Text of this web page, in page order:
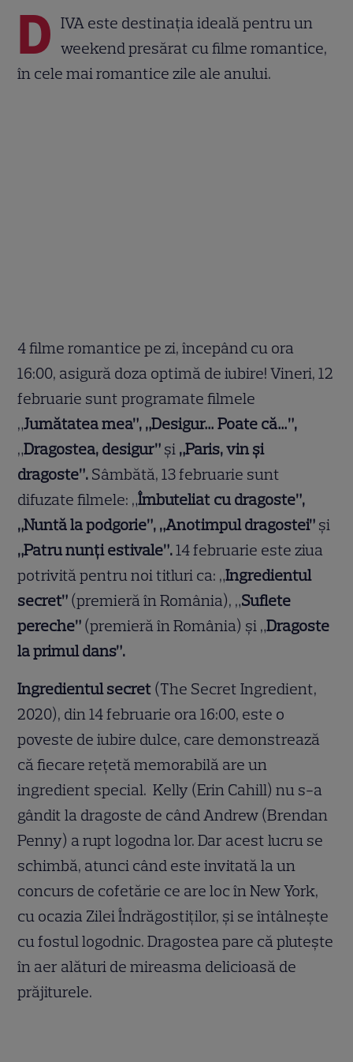
D IVA este destinația ideală pentru un
weekend presărat cu filme romantice,
în cele mai romantice zile ale anului.
4 filme romantice pe zi, începând cu ora
16:00, asigură doza optimă de iubire! Vineri, 12
februarie sunt programate filmele
„Jumătatea mea”, „Desigur… Poate că…”,
„Dragostea, desigur” și „Paris, vin și
dragoste”. Sâmbătă, 13 februarie sunt
difuzate filmele: „Îmbuteliat cu dragoste”,
„Nuntă la podgorie”, „Anotimpul dragostei” și
„Patru nunți estivale”.14 februarie este ziua
potrivită pentru noi titluri ca: „Ingredientul
secret” (premieră în România), „Suflete
pereche” (premieră în România) și „Dragoste
la primul dans”.
Ingredientul secret (The Secret Ingredient,
2020), din 14 februarie ora 16:00, este o
poveste de iubire dulce, care demonstrează
că fiecare rețetă memorabilă are un
ingredient special. Kelly (Erin Cahill) nu s-a
gândit la dragoste de când Andrew (Brendan
Penny) a rupt logodna lor. Dar acest lucru se
schimbă, atunci când este invitată la un
concurs de cofetărie ce are loc în New York,
cu ocazia Zilei Îndrăgostiților, și se întâlnește
cu fostul logodnic. Dragostea pare că plutește
în aer alături de mireasma delicioasă de
prăjiturele.